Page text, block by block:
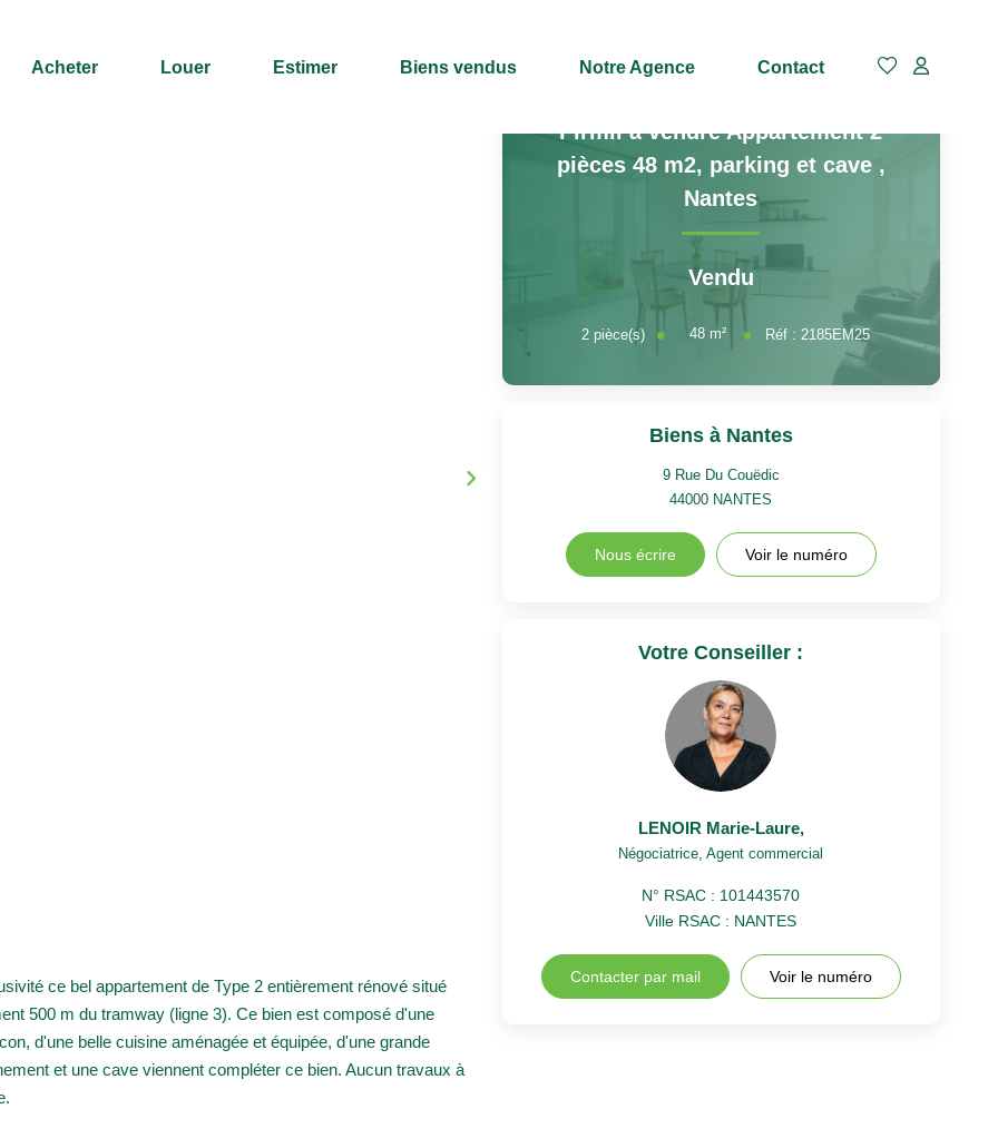
Acheter Louer Estimer Biens vendus Notre Agence Contact
ce bel appartement de Type 2 entièrement rénové situé
500 m du tramway (ligne 3). Ce bien est composé d'une
d'une belle cuisine aménagée et équipée, d'une grande
et une cave viennent compléter ce bien. Aucun travaux à
Pirmil à vendre Appartement 2
pièces 48 m2, parking et cave ,
Nantes
Vendu
2 pièce(s) 48 m² Réf : 2185EM25
Biens à Nantes
9 Rue Du Couëdic
44000 NANTES
Nous écrire Voir le numéro
Votre Conseiller :
LENOIR Marie-Laure,
Négociatrice, Agent commercial
N° RSAC : 101443570
Ville RSAC : NANTES
Contacter par mail Voir le numéro